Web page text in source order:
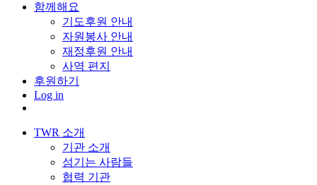
함께해요
기도후원 안내
자원봉사 안내
재정후원 안내
사역 편지
후원하기
Log in
TWR 소개
기관 소개
섬기는 사람들
협력 기관